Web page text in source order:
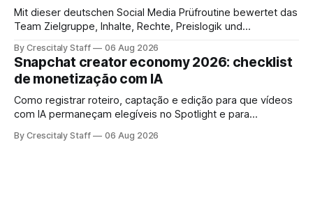
Mit dieser deutschen Social Media Prüfroutine bewertet das
Team Zielgruppe, Inhalte, Rechte, Preislogik und
verbindlich beauftragt.
By Crescitaly Staff 06 Aug 2026
Snapchat creator economy 2026: checklist
de monetização com IA
Como registrar roteiro, captação e edição para que vídeos
com IA permaneçam elegíveis no Spotlight e para
By Crescitaly Staff 06 Aug 2026